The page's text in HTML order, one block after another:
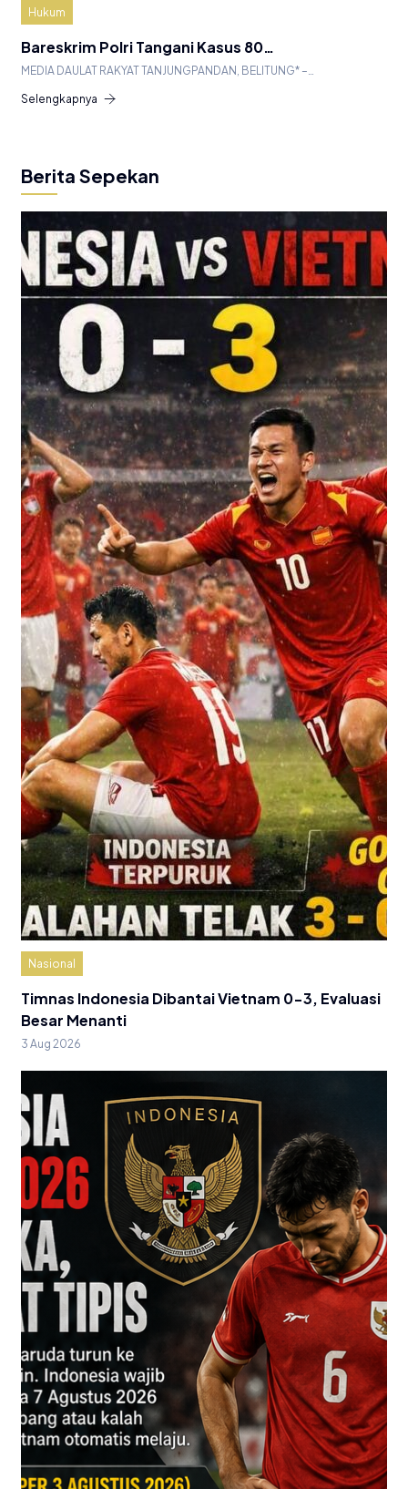
Hukum
Bareskrim Polri Tangani Kasus 80…
MEDIA DAULAT RAKYAT TANJUNGPANDAN, BELITUNG* –…
Selengkapnya
Berita Sepekan
Nasional
Timnas Indonesia Dibantai Vietnam 0-3, Evaluasi
Besar Menanti
3 Aug 2026